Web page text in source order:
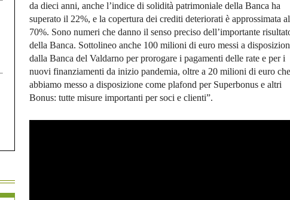
da dieci anni, anche l’indice di solidità patrimoniale della Banca ha
superato il 22%, e la copertura dei crediti deteriorati è approssimata al
70%. Sono numeri che danno il senso preciso dell’importante
della Banca. Sottolineo anche 100 milioni di euro messi a
dalla Banca del Valdarno per prorogare i pagamenti delle rate e per i
nuovi finanziamenti da inizio pandemia, oltre a 20 milioni di euro che
abbiamo messo a disposizione come plafond per Superbonus e altri
Bonus: tutte misure importanti per soci e clienti”.